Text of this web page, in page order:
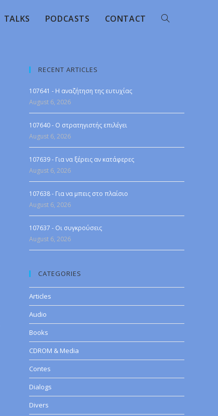
TALKS PODCASTS CONTACT
RECENT ARTICLES
107641 - Η αναζήτηση της ευτυχίας
August 6, 2026
107640 - Ο στρατηγιστής επιλέγει
August 6, 2026
107639 - Για να ξέρεις αν κατάφερες
August 6, 2026
107638 - Για να μπεις στο πλαίσιο
August 6, 2026
107637 - Οι συγκρούσεις
August 6, 2026
CATEGORIES
Articles
Audio
Books
CDROM & Media
Contes
Dialogs
Divers